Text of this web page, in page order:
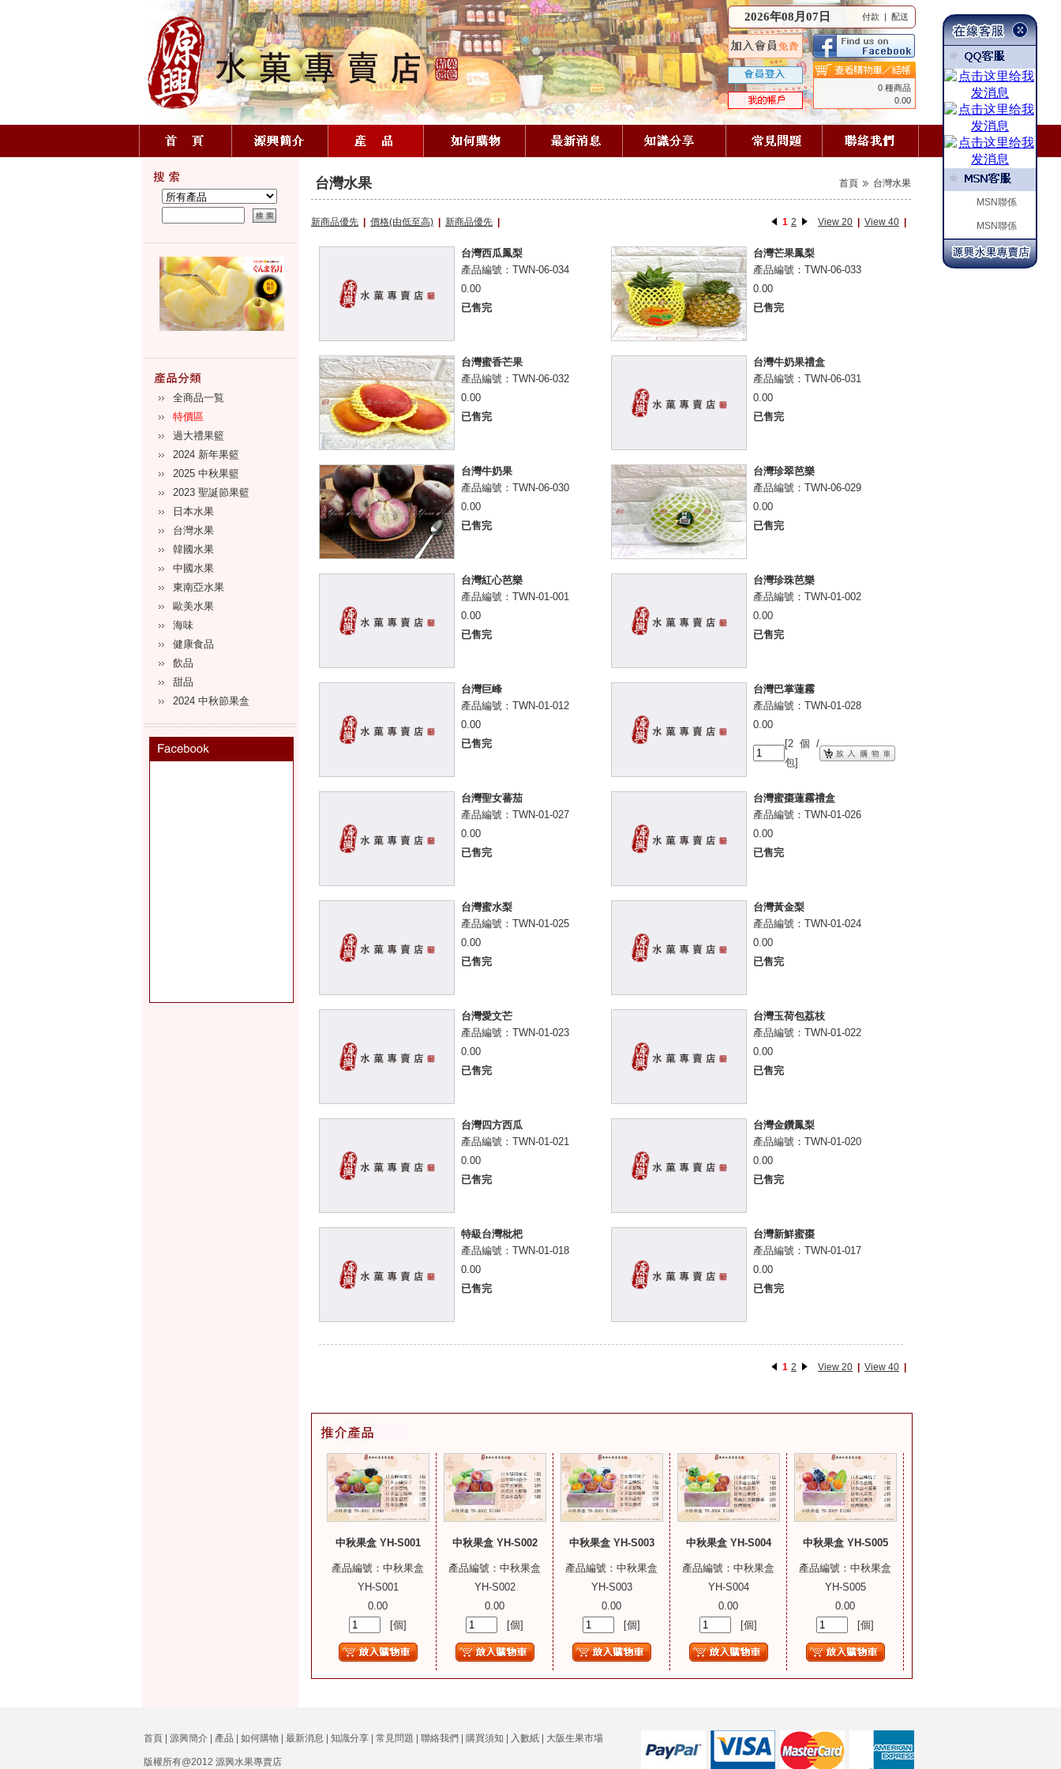
2026年08月07日 付款 | 配送
0 種商品
0.00
全商品一覧
特價區
過大禮果籃
2024 新年果籃
2025 中秋果籃
2023 聖誕節果籃
日本水果
台灣水果
韓國水果
中國水果
東南亞水果
歐美水果
海味
健康食品
飲品
甜品
2024 中秋節果盒
台灣水果 首頁 台灣水果
新商品優先 價格(由低至高) 新商品優先 1 2 View 20 View 40
台灣西瓜鳳梨
產品編號：TWN-06-034
0.00
已售完
台灣芒果鳳梨
產品編號：TWN-06-033
0.00
已售完
台灣蜜香芒果
產品編號：TWN-06-032
0.00
已售完
台灣牛奶果禮盒
產品編號：TWN-06-031
0.00
已售完
台灣牛奶果
產品編號：TWN-06-030
0.00
已售完
台灣珍翠芭樂
產品編號：TWN-06-029
0.00
已售完
台灣紅心芭樂
產品編號：TWN-01-001
0.00
已售完
台灣珍珠芭樂
產品編號：TWN-01-002
0.00
已售完
台灣巨峰
產品編號：TWN-01-012
0.00
已售完
台灣巴掌蓮霧
產品編號：TWN-01-028
0.00
[2個/
包]
台灣聖女蕃茄
產品編號：TWN-01-027
0.00
已售完
台灣蜜棗蓮霧禮盒
產品編號：TWN-01-026
0.00
已售完
台灣蜜水梨
產品編號：TWN-01-025
0.00
已售完
台灣黃金梨
產品編號：TWN-01-024
0.00
已售完
台灣愛文芒
產品編號：TWN-01-023
0.00
已售完
台灣玉荷包荔枝
產品編號：TWN-01-022
0.00
已售完
台灣四方西瓜
產品編號：TWN-01-021
0.00
已售完
台灣金鑽鳳梨
產品編號：TWN-01-020
0.00
已售完
特級台灣枇杷
產品編號：TWN-01-018
0.00
已售完
台灣新鮮蜜棗
產品編號：TWN-01-017
0.00
已售完
1 2 View 20 View 40
中秋果盒 YH-S001
產品編號：中秋果盒
YH-S001
0.00
[個]
中秋果盒 YH-S002
產品編號：中秋果盒
YH-S002
0.00
[個]
中秋果盒 YH-S003
產品編號：中秋果盒
YH-S003
0.00
[個]
中秋果盒 YH-S004
產品編號：中秋果盒
YH-S004
0.00
[個]
中秋果盒 YH-S005
產品編號：中秋果盒
YH-S005
0.00
[個]
首頁 源興簡介 產品 如何購物 最新消息 知識分享 常見問題 聯絡我們 購買須知 入數紙 大阪生果市場
版權所有@2012 源興水果專賣店
MSN聯係
MSN聯係